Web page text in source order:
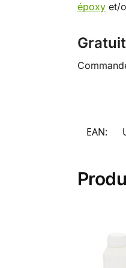
époxyet/
EAN: